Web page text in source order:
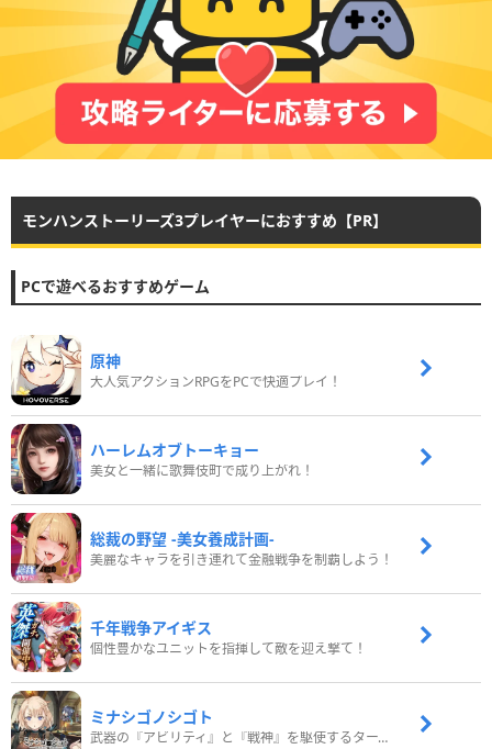
モンハンストーリーズ3プレイヤーにおすすめ【PR】
PCで遊べるおすすめゲーム
原神
大人気アクションRPGをPCで快適プレイ！
ハーレムオブトーキョー
美女と一緒に歌舞伎町で成り上がれ！
総裁の野望 -美女養成計画-
美麗なキャラを引き連れて金融戦争を制覇しよう！
千年戦争アイギス
個性豊かなユニットを指揮して敵を迎え撃て！
ミナシゴノシゴト
武器の『アビリティ』と『戦神』を駆使するターン制コマンドバトルRPG！